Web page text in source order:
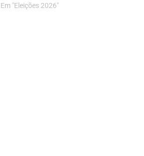
Em "Eleições 2026"